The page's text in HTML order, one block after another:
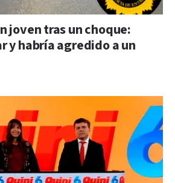
joven tras un choque:
y habría agredido a un